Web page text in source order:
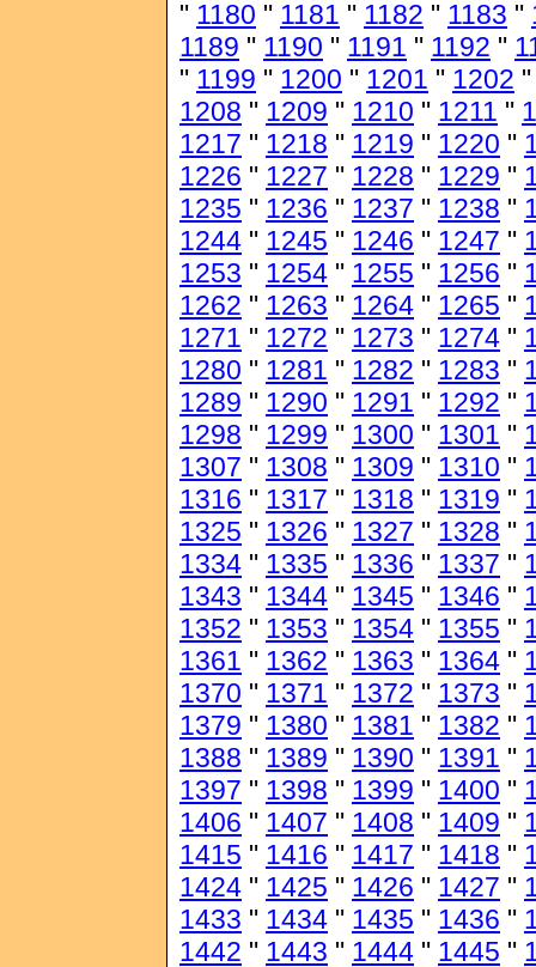
" 1180 " 1181 " 1182 " 1183 "
1189 " 1190 " 1191 " 1192 "
" 1199 " 1200 " 1201 " 1202
1208 " 1209 " 1210 " 1211 "
1217 " 1218 " 1219 " 1220 "
1226 " 1227 " 1228 " 1229 "
1235 " 1236 " 1237 " 1238 "
1244 " 1245 " 1246 " 1247 "
1253 " 1254 " 1255 " 1256 "
1262 " 1263 " 1264 " 1265 "
1271 " 1272 " 1273 " 1274 "
1280 " 1281 " 1282 " 1283 "
1289 " 1290 " 1291 " 1292 "
1298 " 1299 " 1300 " 1301 "
1307 " 1308 " 1309 " 1310 "
1316 " 1317 " 1318 " 1319 "
1325 " 1326 " 1327 " 1328 "
1334 " 1335 " 1336 " 1337 "
1343 " 1344 " 1345 " 1346 "
1352 " 1353 " 1354 " 1355 "
1361 " 1362 " 1363 " 1364 "
1370 " 1371 " 1372 " 1373 "
1379 " 1380 " 1381 " 1382 "
1388 " 1389 " 1390 " 1391 "
1397 " 1398 " 1399 " 1400 "
1406 " 1407 " 1408 " 1409 "
1415 " 1416 " 1417 " 1418 "
1424 " 1425 " 1426 " 1427 "
1433 " 1434 " 1435 " 1436 "
1442 " 1443 " 1444 " 1445 "